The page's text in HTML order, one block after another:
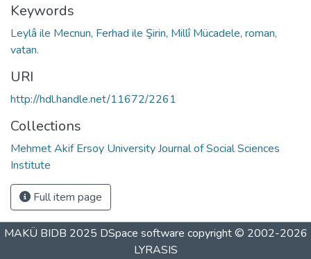
Keywords
Leylâ ile Mecnun, Ferhad ile Şirin, Millî Mücadele, roman,
vatan.
URI
http://hdl.handle.net/11672/2261
Collections
Mehmet Akif Ersoy University Journal of Social Sciences
Institute
Full item page
MAKÜ BIDB 2025 DSpace software copyright © 2002-2026
LYRASIS